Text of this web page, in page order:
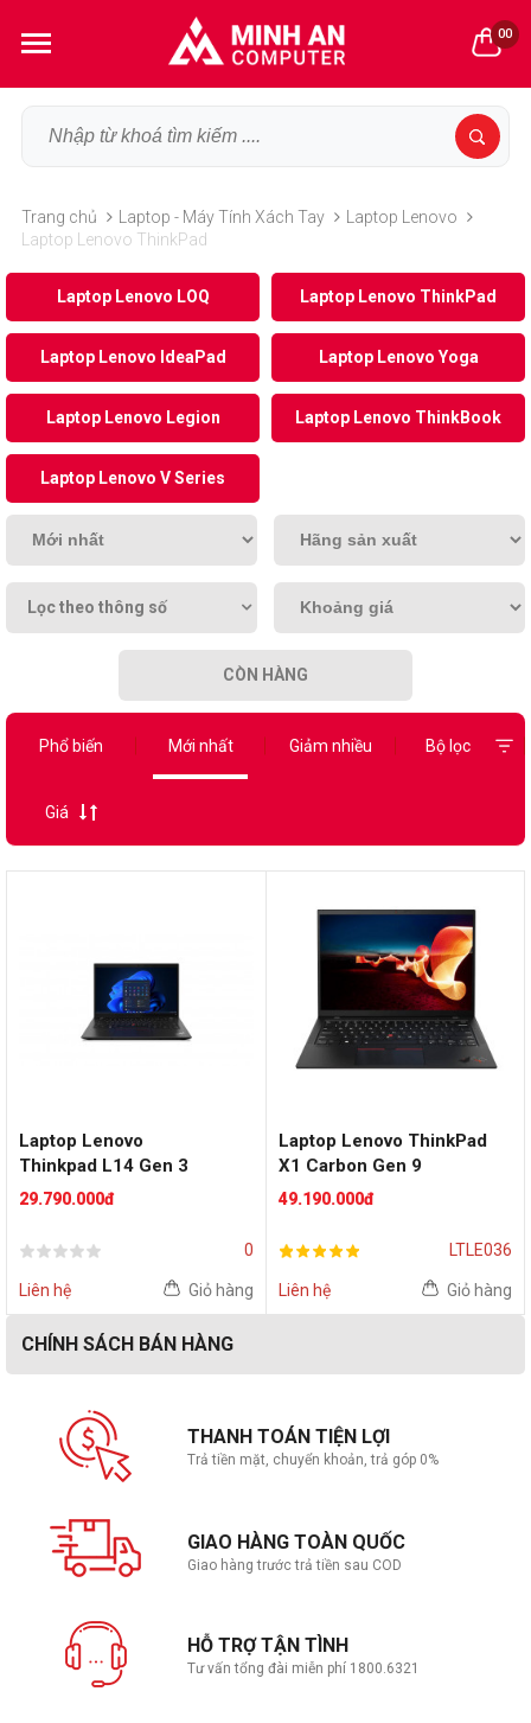
00
Trang chủ Laptop - Máy Tính Xách Tay
Laptop Lenovo
Laptop Lenovo ThinkPad
Laptop Lenovo LOQ Laptop Lenovo ThinkPad
Laptop Lenovo IdeaPad Laptop Lenovo Yoga
Laptop Lenovo Legion Laptop Lenovo ThinkBook
Laptop Lenovo V Series
Lọc theo thông số
CÒN HÀNG
Phổ biến Mới nhất Giảm nhiều Bộ lọc
Giá
Laptop Lenovo
Thinkpad L14 Gen 3
21B1006YVA (i7-1255U |
14" FHD | Xám Đen)
29.790.000đ
0
Liên hệ Giỏ hàng
Laptop Lenovo ThinkPad
X1 Carbon Gen 9
20XW009UVN 14inch i7
512GB/Win10 Pro/BLACK
49.190.000đ
LTLE036
Liên hệ Giỏ hàng
CHÍNH SÁCH BÁN HÀNG
THANH TOÁN TIỆN LỢI
Trả tiền mặt, chuyển khoản, trả góp 0%
GIAO HÀNG TOÀN QUỐC
Giao hàng trước trả tiền sau COD
HỖ TRỢ TẬN TÌNH
Tư vấn tổng đài miễn phí 1800.6321